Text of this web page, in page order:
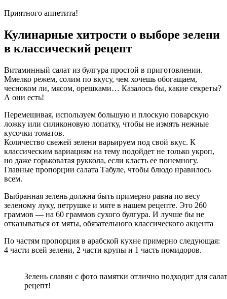
Приятного аппетита!
Кулинарные хитрости о выборе зелени
в классический рецепт
Витаминный салат из булгура простой в приготовлении.
Ммелко режем, солим по вкусу, чем хочешь обогащаем,
чесноком ли, мясом, орешками… Казалось бы, какие секреты?
А они есть!
Перемешивая, используем большую и плоскую поварскую
ложку или силиконовую лопатку, чтобы не измять нежные
кусочки томатов.
Количество свежей зелени варьируем под свой вкус. К
классическим вариациям на тему подойдет не только укроп,
но даже горьковатая руккола, если класть ее понемногу.
Главные пропорции салата Табуле, чтобы блюдо нравилось
всем.
Выбранная зелень должна быть примерно равна по весу
зеленому луку, петрушке и мяте в нашем рецепте. Это 260
граммов — на 60 граммов сухого булгура. И лучше бы не
отказываться от мяты, обязательного классического акцента
По частям пропорция в арабской кухне примерно следующая:
4 части всей зелени, 2 части крупы и 1 часть помидоров.
Зелень славян с фото памятки отлично подходит для
рецепт!